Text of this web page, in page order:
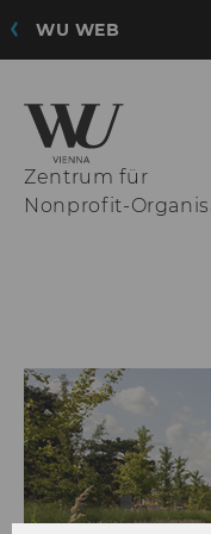
WU WEB
Zentrum für
Nonprofit-